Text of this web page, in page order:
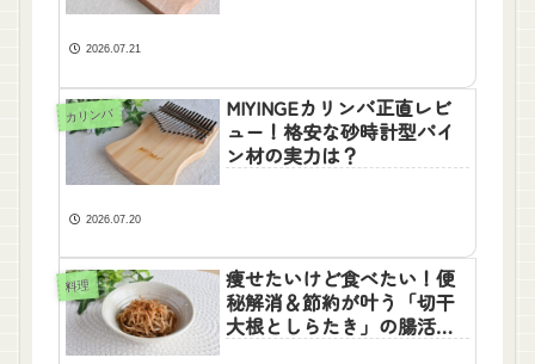
2026.07.21
カリンバ
MIYINGEカリンバ正直レビ
ュー！格安な砂時計型パイ
ン材の実力は？
2026.07.20
料理
痩せたいけど食べたい！便
秘解消＆節約が叶う「切干
大根としらたき」の腸活お